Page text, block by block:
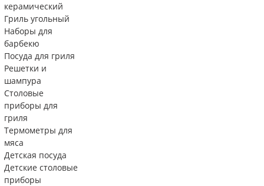
керамический
Гриль угольный
Наборы для
барбекю
Посуда для гриля
Решетки и
шампура
Столовые
приборы для
гриля
Термометры для
мяса
Детская посуда
Детские столовые
приборы